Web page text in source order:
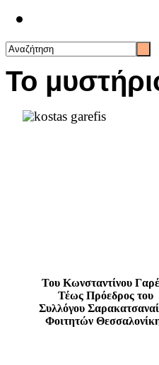
Το
Του Κωνσταντίνου
Τέως Πρόεδρος του
Συλλόγου
Φοιτητών